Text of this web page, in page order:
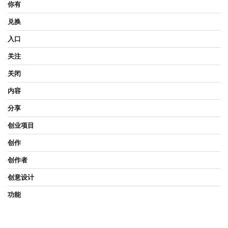
你有
兑换
入口
关注
关闭
内容
分享
创业项目
创作
创作者
创意设计
功能